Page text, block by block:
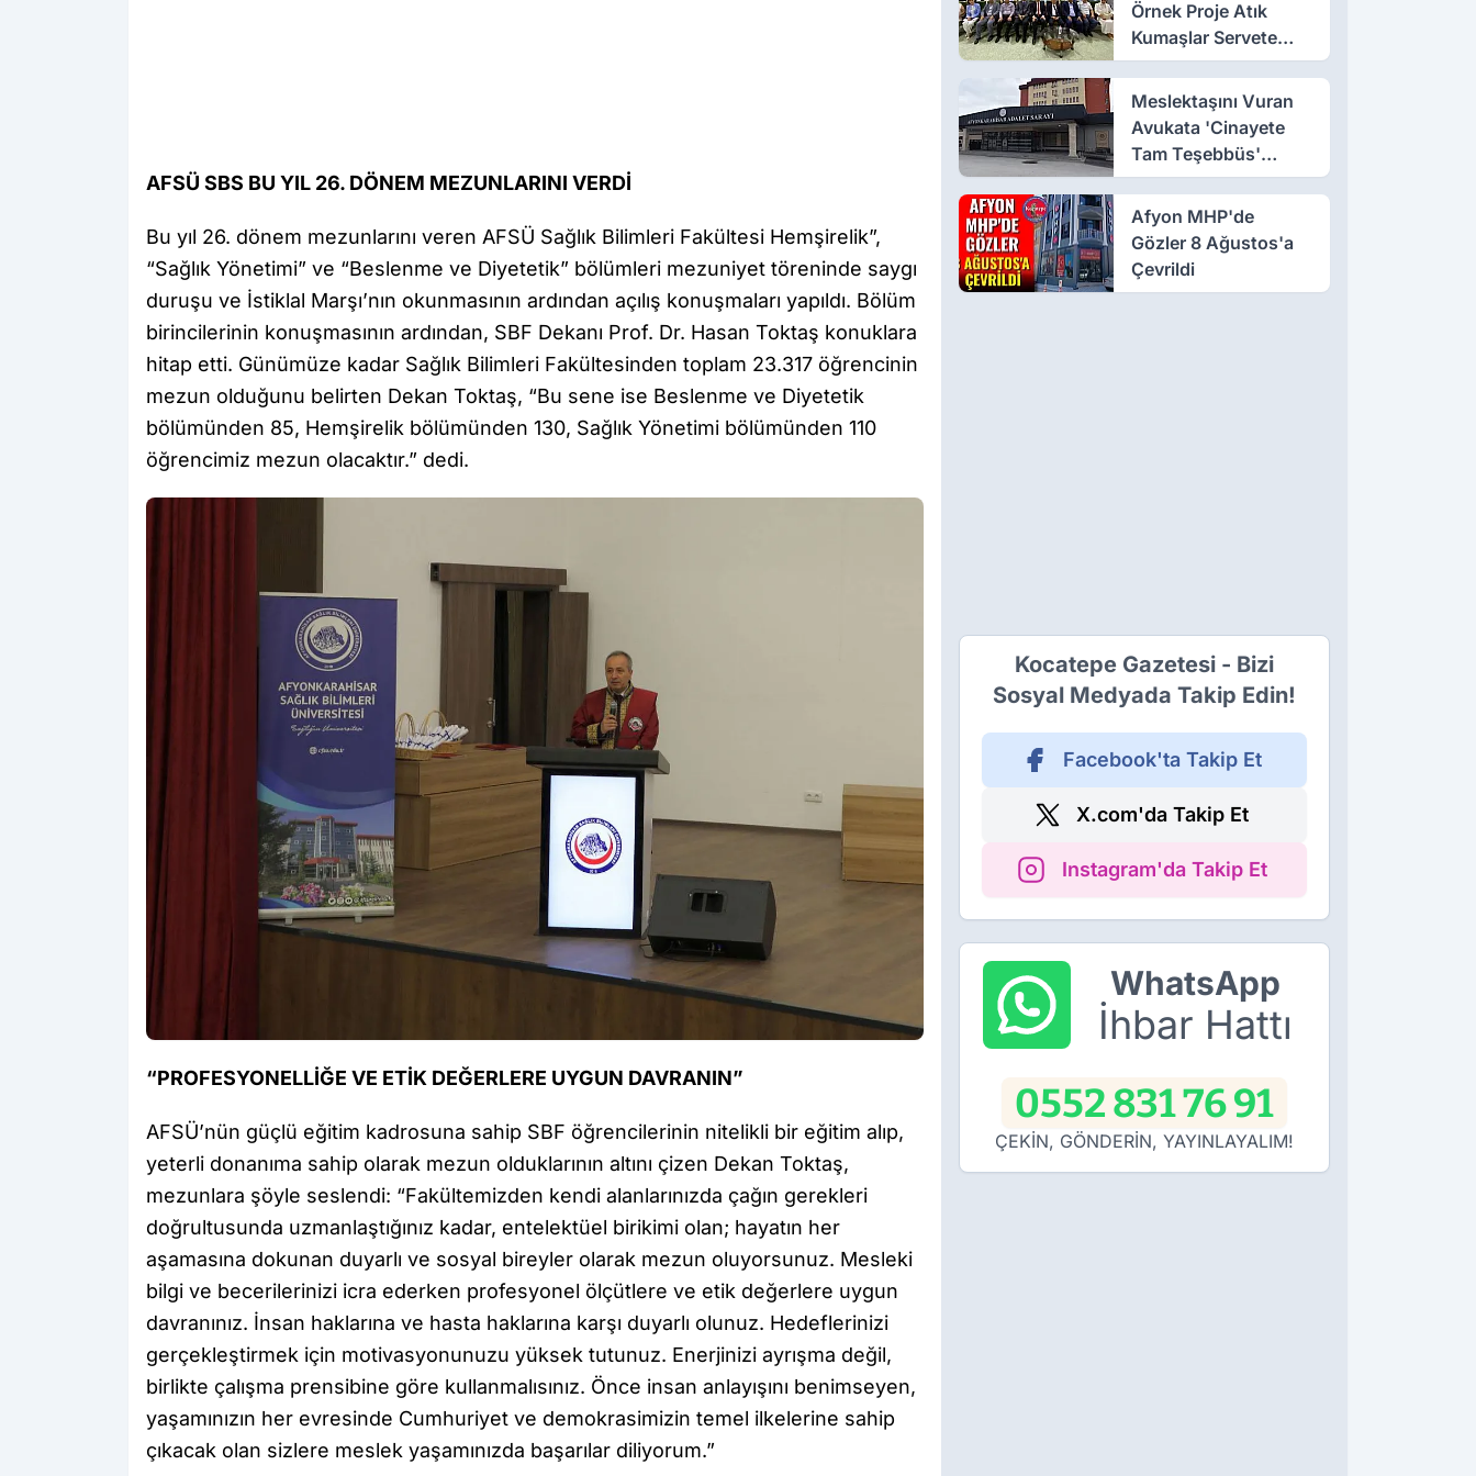
AFSÜ SBS BU YIL 26. DÖNEM MEZUNLARINI VERDİ
Bu yıl 26. dönem mezunlarını veren AFSÜ Sağlık Bilimleri Fakültesi Hemşirelik”,
“Sağlık Yönetimi” ve “Beslenme ve Diyetetik” bölümleri mezuniyet töreninde saygı
duruşu ve İstiklal Marşı’nın okunmasının ardından açılış konuşmaları yapıldı. Bölüm
birincilerinin konuşmasının ardından, SBF Dekanı Prof. Dr. Hasan Toktaş konuklara
hitap etti. Günümüze kadar Sağlık Bilimleri Fakültesinden toplam 23.317 öğrencinin
mezun olduğunu belirten Dekan Toktaş, “Bu sene ise Beslenme ve Diyetetik
bölümünden 85, Hemşirelik bölümünden 130, Sağlık Yönetimi bölümünden 110
öğrencimiz mezun olacaktır.” dedi.
“PROFESYONELLİĞE VE ETİK DEĞERLERE UYGUN DAVRANIN”
AFSÜ’nün güçlü eğitim kadrosuna sahip SBF öğrencilerinin nitelikli bir eğitim alıp,
yeterli donanıma sahip olarak mezun olduklarının altını çizen Dekan Toktaş,
mezunlara şöyle seslendi: “Fakültemizden kendi alanlarınızda çağın gerekleri
doğrultusunda uzmanlaştığınız kadar, entelektüel birikimi olan; hayatın her
aşamasına dokunan duyarlı ve sosyal bireyler olarak mezun oluyorsunuz. Mesleki
bilgi ve becerilerinizi icra ederken profesyonel ölçütlere ve etik değerlere uygun
davranınız. İnsan haklarına ve hasta haklarına karşı duyarlı olunuz. Hedeflerinizi
gerçekleştirmek için motivasyonunuzu yüksek tutunuz. Enerjinizi ayrışma değil,
birlikte çalışma prensibine göre kullanmalısınız. Önce insan anlayışını benimseyen,
yaşamınızın her evresinde Cumhuriyet ve demokrasimizin temel ilkelerine sahip
çıkacak olan sizlere meslek yaşamınızda başarılar diliyorum.”
Örnek Proje Atık
Kumaşlar Servete
Dönüştü!
Meslektaşını Vuran
Avukata 'Cinayete
Tam Teşebbüs'
Suçlaması
Afyon MHP'de
Gözler 8 Ağustos'a
Çevrildi
Kocatepe Gazetesi - Bizi
Sosyal Medyada Takip Edin!
Facebook'ta Takip Et
X.com'da Takip Et
Instagram'da Takip Et
WhatsApp
İhbar Hattı
0552 831 76 91
ÇEKİN, GÖNDERİN, YAYINLAYALIM!